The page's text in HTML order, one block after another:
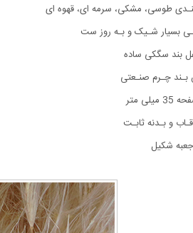
طوسی، مشکی، سرمه ای، قهوه ای
بسیار شـیک و بـه روز ست
بند سگکی ساده
چـرم صنـعتی
متر
و بـدنه ثابـت
شکیل